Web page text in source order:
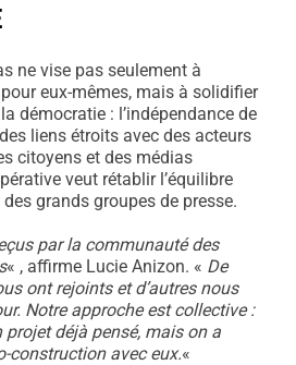
ne vise pas seulement à
eux-mêmes, mais à solidifier
démocratie : l’indépendance de
liens étroits avec des acteurs
citoyens et des médias
veut rétablir l’équilibre
grands groupes de presse.
par la communauté des
« , affirme Lucie Anizon. « De
ont rejoints et d’autres nous
Notre approche est collective :
projet déjà pensé, mais on a
construction avec eux.«